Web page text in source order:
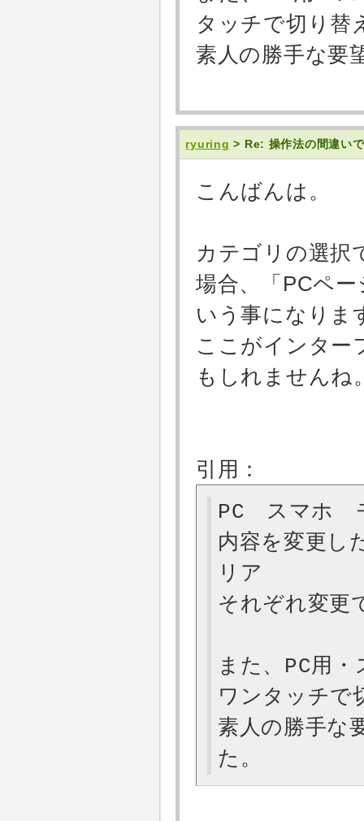
タッチで切り替
素人の勝手な要
ryuring > Re: 操作法の間違い
こんばんは。
カテゴリの選択
場合、「PCペ
いう事になりま
ここがインター
もしれませんね
引用：
PC スマホ
内容を変更し
リア
それぞれ変更
また、PC用
ワンタッチで
素人の勝手な
た。